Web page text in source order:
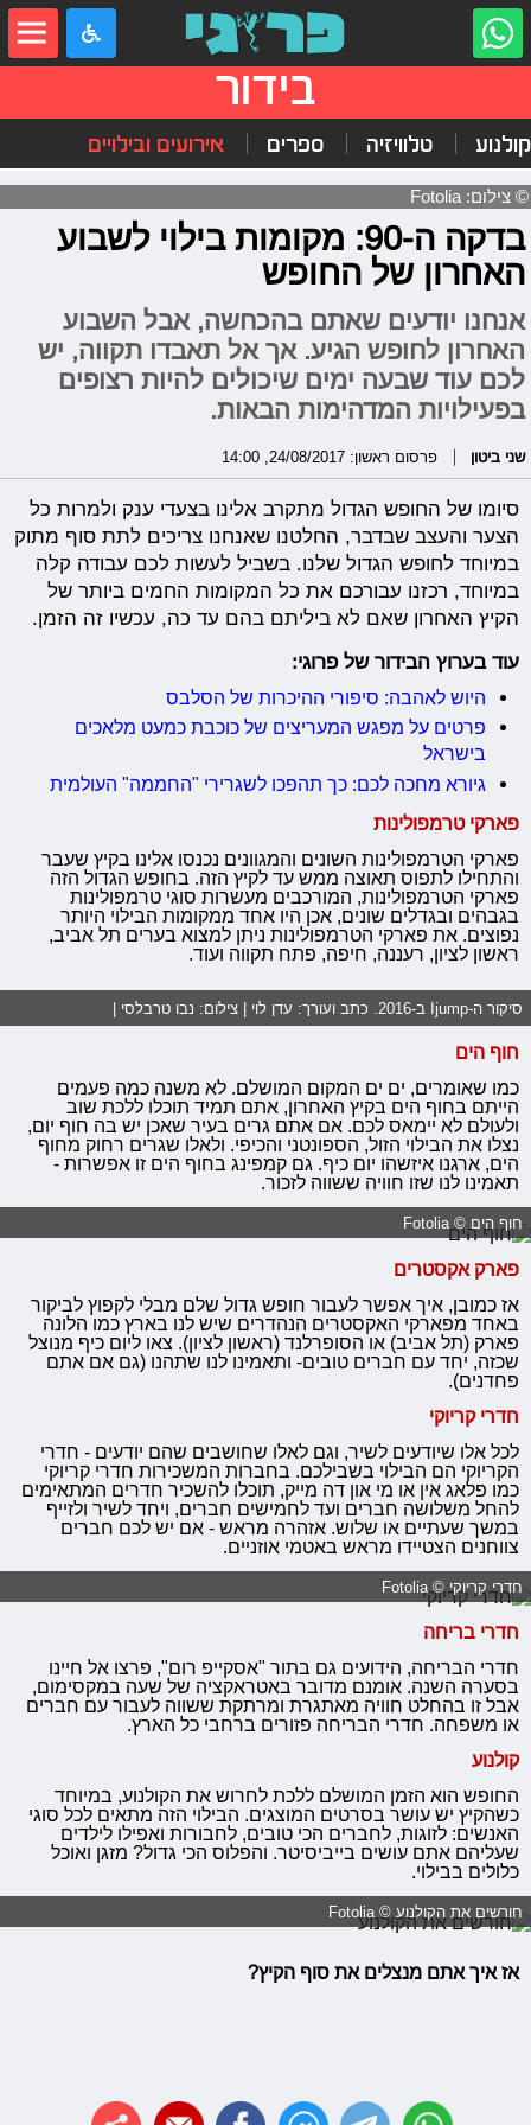
בידור
קולנוע טלוויזיה ספרים אירועים ובילויים
© צילום: Fotolia
בדקה ה-90: מקומות בילוי לשבוע
האחרון של החופש
אנחנו יודעים שאתם בהכחשה, אבל השבוע
האחרון לחופש הגיע. אך אל תאבדו תקווה, יש
לכם עוד שבעה ימים שיכולים להיות רצופים
בפעילויות המדהימות הבאות.
שני ביטון פרסום ראשון: 24/08/2017, 14:00
סיומו של החופש הגדול מתקרב אלינו בצעדי ענק ולמרות כל
הצער והעצב שבדבר, החלטנו שאנחנו צריכים לתת סוף מתוק
במיוחד לחופש הגדול שלנו. בשביל לעשות לכם עבודה קלה
במיוחד, רכזנו עבורכם את כל המקומות החמים ביותר של
הקיץ האחרון שאם לא ביליתם בהם עד כה, עכשיו זה הזמן.
עוד בערוץ הבידור של פרוגי:
היוש לאהבה: סיפורי ההיכרות של הסלבס
פרטים על מפגש המעריצים של כוכבת כמעט מלאכים
בישראל
גיורא מחכה לכם: כך תהפכו לשגרירי "החממה" העולמית
פארקי טרמפולינות
פארקי הטרמפולינות השונים והמגוונים נכנסו אלינו בקיץ שעבר
והתחילו לתפוס תאוצה ממש עד לקיץ הזה. בחופש הגדול הזה
פארקי הטרמפולינות, המורכבים מעשרות סוגי טרמפולינות
בגבהים ובגדלים שונים, אכן היו אחד ממקומות הבילוי היותר
נפוצים. את פארקי הטרמפולינות ניתן למצוא בערים תל אביב,
ראשון לציון, רעננה, חיפה, פתח תקווה ועוד.
סיקור ה-Ijump ב-2016. כתב ועורך: עדן לוי | צילום: נבו טרבלסי |
חוף הים
כמו שאומרים, ים ים המקום המושלם. לא משנה כמה פעמים
הייתם בחוף הים בקיץ האחרון, אתם תמיד תוכלו ללכת שוב
ולעולם לא יימאס לכם. אם אתם גרים בעיר שאכן יש בה חוף יום,
נצלו את הבילוי הזול, הספונטני והכיפי. ולאלו שגרים רחוק מחוף
הים, ארגנו איזשהו יום כיף. גם קמפינג בחוף הים זו אפשרות -
תאמינו לנו שזו חוויה ששווה לזכור.
חוף הים © Fotolia
פארק אקסטרים
אז כמובן, איך אפשר לעבור חופש גדול שלם מבלי לקפוץ לביקור
באחד מפארקי האקסטרים הנהדרים שיש לנו בארץ כמו הלונה
פארק (תל אביב) או הסופרלנד (ראשון לציון). צאו ליום כיף מנוצל
שכזה, יחד עם חברים טובים- ותאמינו לנו שתהנו (גם אם אתם
פחדנים).
חדרי קריוקי
לכל אלו שיודעים לשיר, וגם לאלו שחושבים שהם יודעים - חדרי
הקריוקי הם הבילוי בשבילכם. בחברות המשכירות חדרי קריוקי
כמו פלאג אין או מי און דה מייק, תוכלו להשכיר חדרים המתאימים
להחל משלושה חברים ועד לחמישים חברים, ויחד לשיר ולזייף
במשך שעתיים או שלוש. אזהרה מראש - אם יש לכם חברים
צווחנים הצטיידו מראש באטמי אוזניים.
חדרי קריוקי © Fotolia
חדרי בריחה
חדרי הבריחה, הידועים גם בתור "אסקייפ רום", פרצו אל חיינו
בסערה השנה. אומנם מדובר באטראקציה של שעה במקסימום,
אבל זו בהחלט חוויה מאתגרת ומרתקת ששווה לעבור עם חברים
או משפחה. חדרי הבריחה פזורים ברחבי כל הארץ.
קולנוע
החופש הוא הזמן המושלם ללכת לחרוש את הקולנוע, במיוחד
כשהקיץ יש עושר בסרטים המוצגים. הבילוי הזה מתאים לכל סוגי
האנשים: לזוגות, לחברים הכי טובים, לחבורות ואפילו לילדים
שעליהם אתם עושים בייביסיטר. והפלוס הכי גדול? מזגן ואוכל
כלולים בבילוי.
חורשים את הקולנוע © Fotolia
אז איך אתם מנצלים את סוף הקיץ?